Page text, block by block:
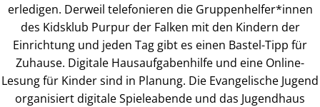
erledigen. Derweil telefonieren die Gruppenhelfer*innen
des Kidsklub Purpur der Falken mit den Kindern der
Einrichtung und jeden Tag gibt es einen Bastel-Tipp für
Zuhause. Digitale Hausaufgabenhilfe und eine Online-
Lesung für Kinder sind in Planung. Die Evangelische Jugend
organisiert digitale Spieleabende und das Jugendhaus